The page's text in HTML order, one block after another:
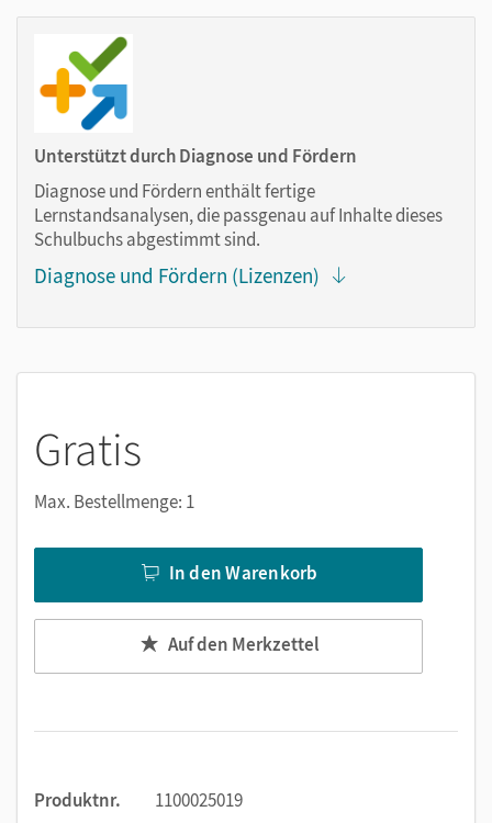
Notizen erstellen
Markierungen setzen
Text ergänzen
im Text suchen
zoomen
Die Medien sind wichtige Bestandteile dieses E-Books. Sie
sind seitengenau platziert, damit Sie und Ihre Schüler/-innen
gestalten Sie das Lehren und Lernen zeitsparend und
Medien in diesem E-Book:
Audios und Videos zum Schulbuch
Erklärfilme
vertonter Lernwortschatz
Neu:Digital help, Digital quiz, Digital checkpoint
Unterstützt durch Diagnose und Fördern
Diagnose und Fördern enthält fertige
Lernstandsanalysen, die passgenau auf Inhalte dieses
Schulbuchs abgestimmt sind.
Diagnose und Fördern (Lizenzen)
Gratis
Max. Bestellmenge: 1
In den Warenkorb
Auf den Merkzettel
Produktnr.
1100025019